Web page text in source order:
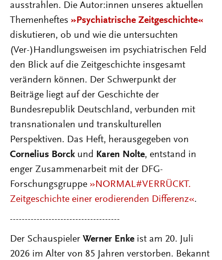
ausstrahlen. Die Autor:innen unseres aktuellen
Themenheftes »Psychiatrische Zeitgeschichte«
diskutieren, ob und wie die untersuchten
(Ver-)Handlungsweisen im psychiatrischen Feld
den Blick auf die Zeitgeschichte insgesamt
verändern können. Der Schwerpunkt der
Beiträge liegt auf der Geschichte der
Bundesrepublik Deutschland, verbunden mit
transnationalen und transkulturellen
Perspektiven. Das Heft, herausgegeben von
Cornelius Borck und Karen Nolte, entstand in
enger Zusammenarbeit mit der DFG-
Forschungsgruppe »NORMAL#VERRÜCKT.
Zeitgeschichte einer erodierenden Differenz«.
-------------------------------------
Der Schauspieler Werner Enke ist am 20. Juli
2026 im Alter von 85 Jahren verstorben. Bekannt